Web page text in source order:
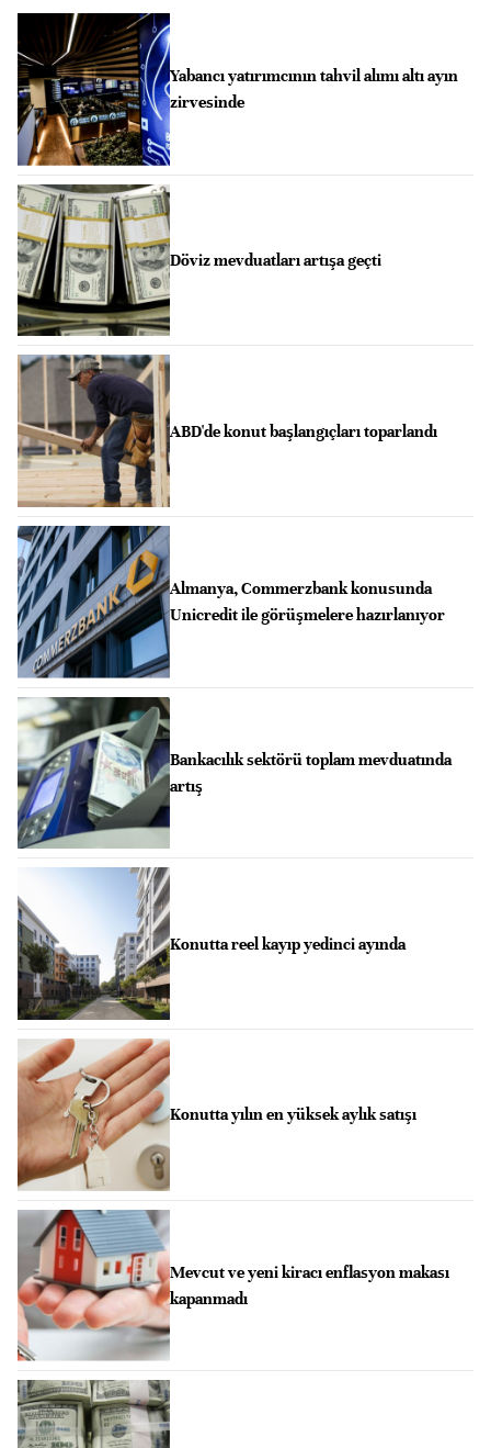
Yabancı yatırımcının tahvil alımı altı ayın
zirvesinde
Döviz mevduatları artışa geçti
ABD'de konut başlangıçları toparlandı
Almanya, Commerzbank konusunda
Unicredit ile görüşmelere hazırlanıyor
Bankacılık sektörü toplam mevduatında
artış
Konutta reel kayıp yedinci ayında
Konutta yılın en yüksek aylık satışı
Mevcut ve yeni kiracı enflasyon makası
kapanmadı